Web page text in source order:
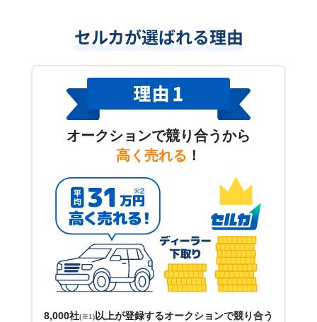
セルカが選ばれる理由
オークションで競り合うから
高く売れる ！
8,000社(※1) 以上が登録するオークションで競り合う